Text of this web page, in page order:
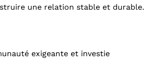
une relation stable et durable.
exigeante et investie